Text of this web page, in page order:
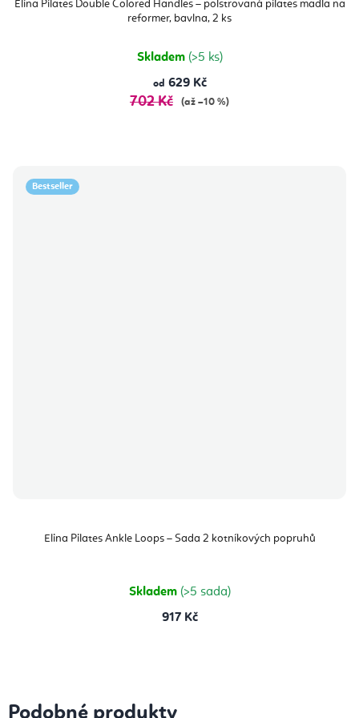
Elina Pilates Double Colored Handles – polstrovaná pilates madla na
reformer, bavlna, 2 ks
Skladem (>5 ks)
od 629 Kč
702 Kč (až –10 %)
Bestseller
Elina Pilates Ankle Loops – Sada 2 kotníkových popruhů
Skladem (>5 sada)
917 Kč
Podobné produkty